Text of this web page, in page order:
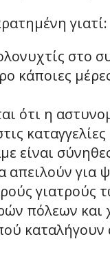
γιατί:
στο
κάποιες
ότι η
καταγγελίες
είναι
απειλούν για
γιατρούς
πόλεων και